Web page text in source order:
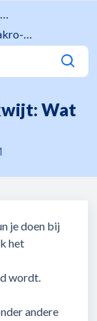
nu?
Wat
je doen bij
het
wordt.
andere